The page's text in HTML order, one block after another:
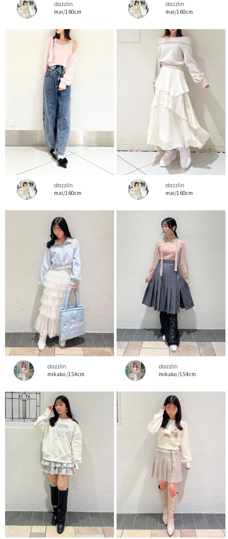
dazzlin
mai/160cm
dazzlin
mai/160cm
dazzlin
mai/160cm
dazzlin
mai/160cm
dazzlin
mikako /154cm
dazzlin
mikako /154cm